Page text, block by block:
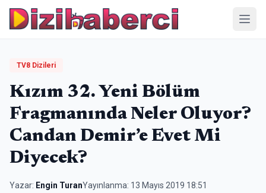
TV8 Dizileri
Kızım 32. Yeni Bölüm
Fragmanında Neler Oluyor?
Candan Demir’e Evet Mi
Diyecek?
Yazar: Engin TuranYayınlanma: 13 Mayıs 2019 18:51